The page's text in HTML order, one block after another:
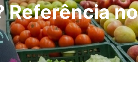
Referência no